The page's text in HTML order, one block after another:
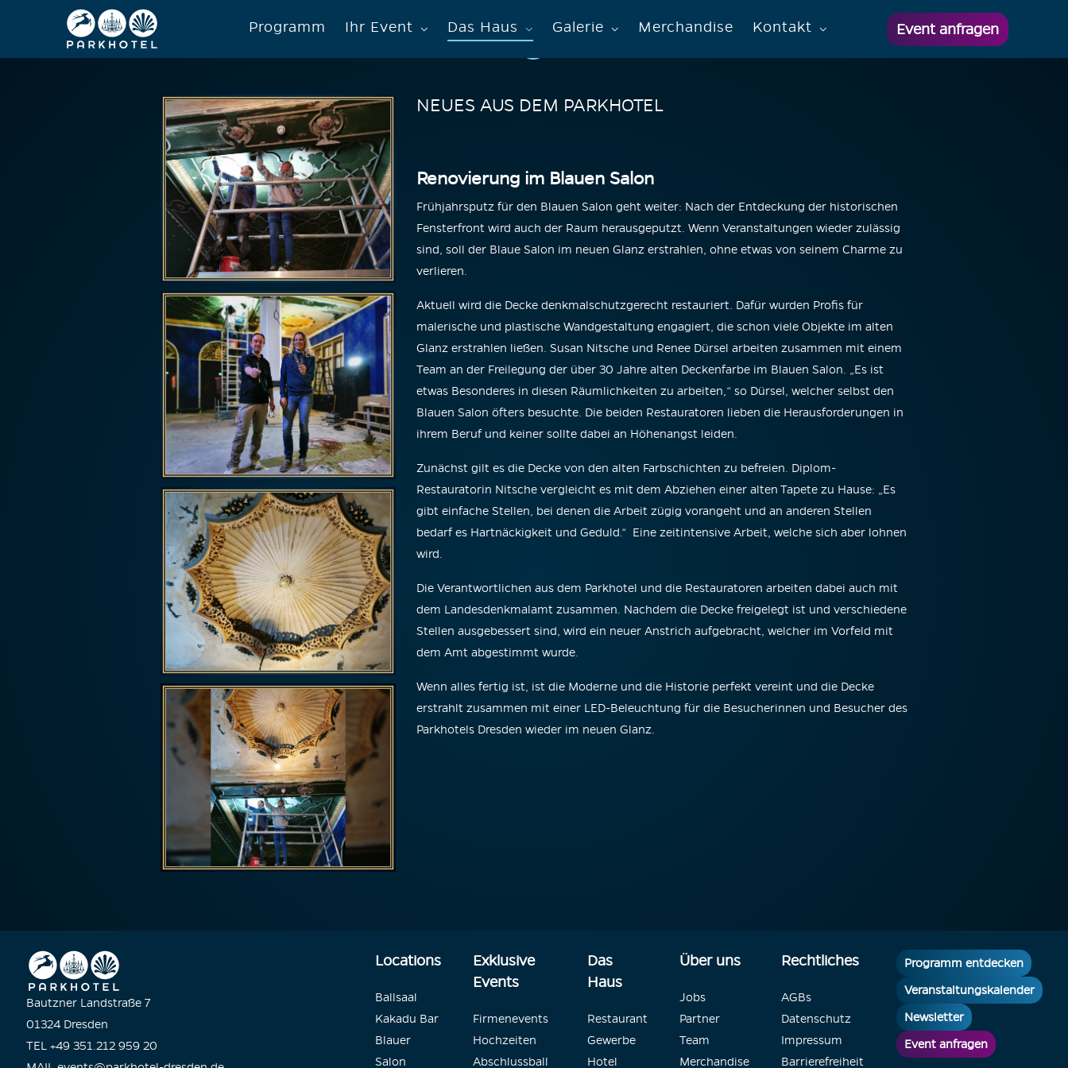
Programm Ihr Event Das Haus Galerie Merchandise Kontakt Event anfragen
NEUES AUS DEM PARKHOTEL
Renovierung im Blauen Salon
Frühjahrsputz für den Blauen Salon geht weiter: Nach der Entdeckung der historischen
Fensterfront wird auch der Raum herausgeputzt. Wenn Veranstaltungen wieder zulässig
sind, soll der Blaue Salon im neuen Glanz erstrahlen, ohne etwas von seinem Charme zu
verlieren.
Aktuell wird die Decke denkmalschutzgerecht restauriert. Dafür wurden Profis für
malerische und plastische Wandgestaltung engagiert, die schon viele Objekte im alten
Glanz erstrahlen ließen. Susan Nitsche und Renee Dürsel arbeiten zusammen mit einem
Team an der Freilegung der über 30 Jahre alten Deckenfarbe im Blauen Salon. „Es ist
etwas Besonderes in diesen Räumlichkeiten zu arbeiten,“ so Dürsel, welcher selbst den
Blauen Salon öfters besuchte. Die beiden Restauratoren lieben die Herausforderungen in
ihrem Beruf und keiner sollte dabei an Höhenangst leiden.
Zunächst gilt es die Decke von den alten Farbschichten zu befreien. Diplom-
Restauratorin Nitsche vergleicht es mit dem Abziehen einer alten Tapete zu Hause: „Es
gibt einfache Stellen, bei denen die Arbeit zügig vorangeht und an anderen Stellen
bedarf es Hartnäckigkeit und Geduld.“ Eine zeitintensive Arbeit, welche sich aber lohnen
wird.
Die Verantwortlichen aus dem Parkhotel und die Restauratoren arbeiten dabei auch mit
dem Landesdenkmalamt zusammen. Nachdem die Decke freigelegt ist und verschiedene
Stellen ausgebessert sind, wird ein neuer Anstrich aufgebracht, welcher im Vorfeld mit
dem Amt abgestimmt wurde.
Wenn alles fertig ist, ist die Moderne und die Historie perfekt vereint und die Decke
erstrahlt zusammen mit einer LED-Beleuchtung für die Besucherinnen und Besucher des
Parkhotels Dresden wieder im neuen Glanz.
Bautzner Landstraße 7
01324 Dresden
TEL +49 351.212 959 20
Locations
Ballsaal
Kakadu Bar
Blauer
Salon
Exklusive
Events
Firmenevents
Hochzeiten
Abschlussball
Das
Haus
Restaurant
Gewerbe
Hotel
Über uns
Jobs
Partner
Team
Merchandise
Rechtliches
AGBs
Datenschutz
Impressum
Barrierefreiheit
Programm entdecken
Veranstaltungskalender
Newsletter
Event anfragen